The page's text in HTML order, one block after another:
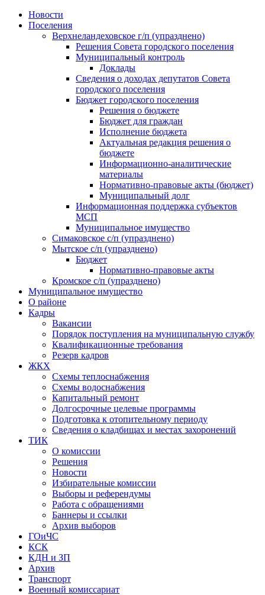
Skip
Новости
Поселения
Верхнеландеховское г/п (упразднено)
Решения Совета городского поселения
Муниципальный контроль
Доклады
Сведения о доходах депутатов Совета
городского поселения
Бюджет городского поселения
Решения о бюджете
Бюджет для граждан
Исполнение бюджета
Актуальная редакция решения о
бюджете
Информационно-аналитические
материалы
Нормативно-правовые акты (бюджет)
Муниципальный долг
Информационная поддержка субъектов
МСП
Муниципальное имущество
Симаковское с/п (упразднено)
Мытское с/п (упразднено)
Бюджет
Нормативно-правовые акты
Кромское с/п (упразднено)
Муниципальное имущество
О районе
Кадры
Вакансии
Порядок поступления на муниципальную службу
Квалификационные требования
Резерв кадров
ЖКХ
Схемы теплоснабжения
Схемы водоснабжения
Капитальный ремонт
Долгосрочные целевые программы
Подготовка к отопительному периоду
Сведения о кладбищах и местах захоронений
ТИК
О комиссии
Решения
Новости
Избирательные комиссии
Выборы и референдумы
Работа с обращениями
Баннеры и ссылки
Архив выборов
ГОиЧС
КСК
КДН и ЗП
Архив
Транспорт
Военный комиссариат